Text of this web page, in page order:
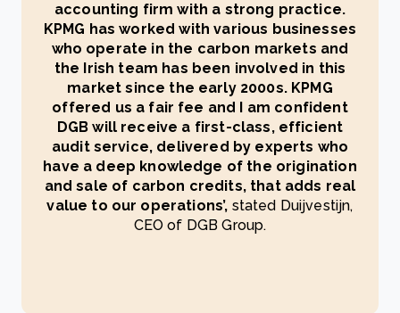
accounting firm with a strong practice.
KPMG has worked with various businesses
who operate in the carbon markets and
the Irish team has been involved in this
market since the early 2000s. KPMG
offered us a fair fee and I am confident
DGB will receive a first-class, efficient
audit service, delivered by experts who
have a deep knowledge of the origination
and sale of carbon credits, that adds real
value to our operations’, stated Duijvestijn,
CEO of DGB Group.